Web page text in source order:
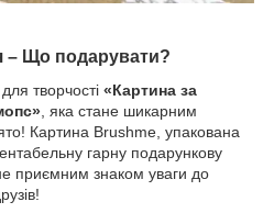
– Що подарувати?
творчості «Картина за
, яка стане шикарним
Картина Brushme, упакована
гарну подарункову
приємним знаком уваги до